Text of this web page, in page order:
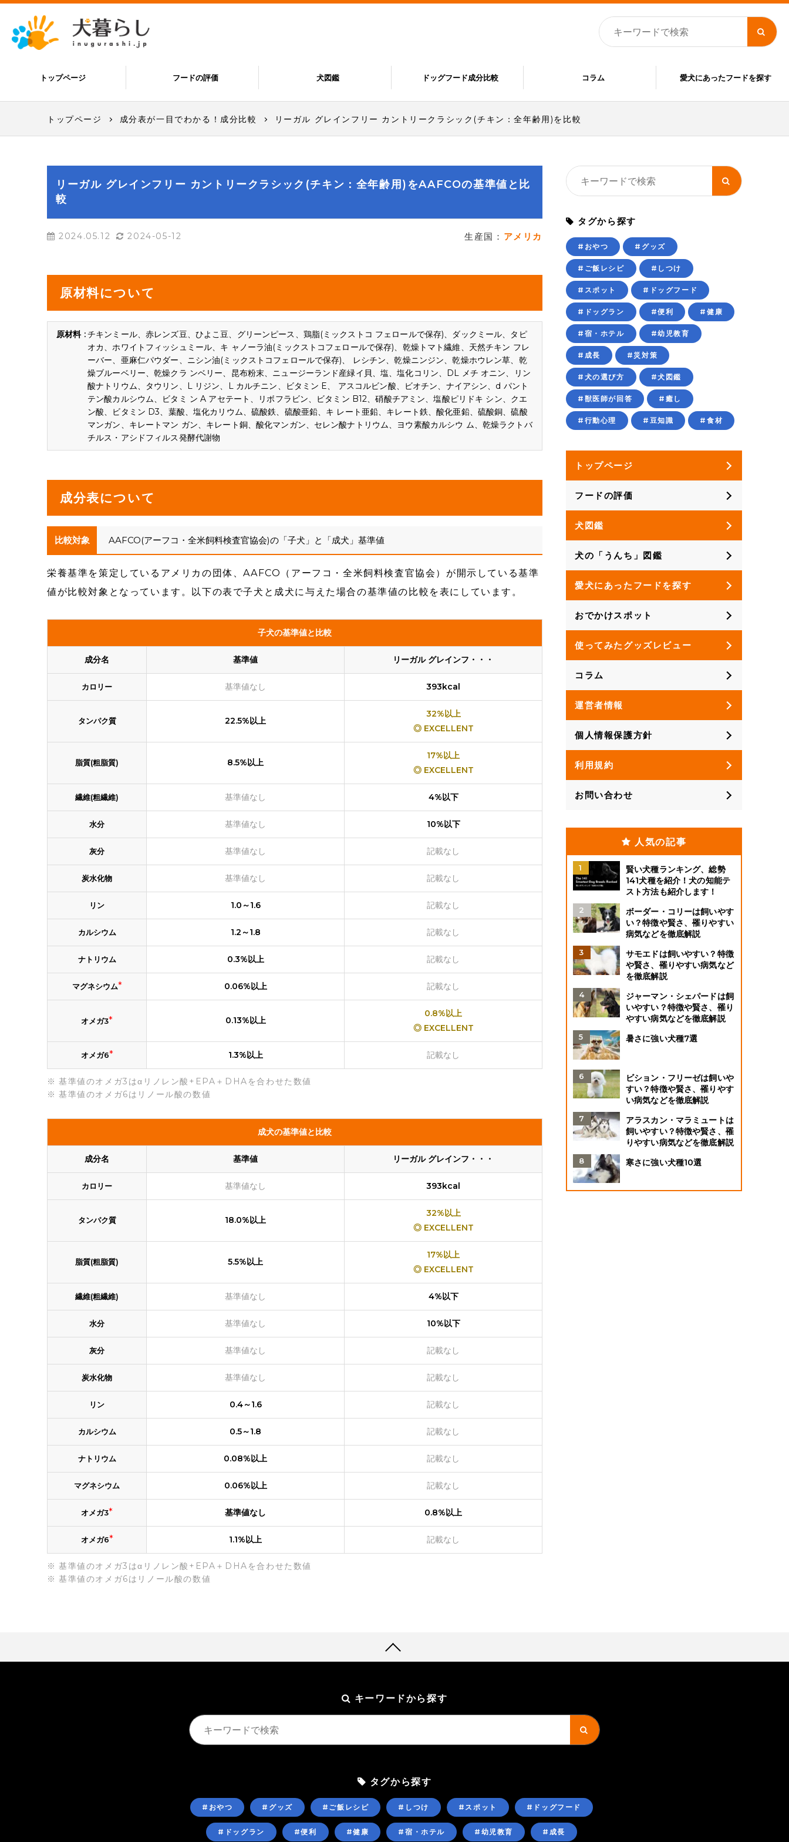
トップページ フードの評価 犬図鑑 ドッグフード成分比較 コラム 愛犬にあったフードを探す
トップページ 成分表が一目でわかる！成分比較 リーガル グレインフリー カントリークラシック(チキン：全年齢用)を比較
リーガル グレインフリー カントリークラシック(チキン：全年齢用)をAAFCOの基準値と比
較
2024.05.12 2024-05-12 生産国： アメリカ
原材料について
チキンミール、赤レンズ豆、ひよこ豆、グリーンピース、鶏脂(ミックストコ フェロールで保存)、ダックミール、タピ
オカ、ホワイトフィッシュミール、キ ャノーラ油(ミックストコフェロールで保存)、乾燥トマト繊維、天然チキン フレ
ーバー、亜麻仁パウダー、ニシン油(ミックストコフェロールで保存)、 レシチン、乾燥ニンジン、乾燥ホウレン草、乾
燥ブルーベリー、乾燥クラ ンベリー、昆布粉末、ニュージーランド産緑イ貝、塩、塩化コリン、DL メチ オニン、リン
酸ナトリウム、タウリン、L リジン、L カルチニン、ビタミン E、 アスコルビン酸、ビオチン、ナイアシン、d パント
テン酸カルシウム、ビタミ ン A アセテート、リボフラビン、ビタミン B12、硝酸チアミン、塩酸ピリドキ シン、クエ
ン酸、ビタミン D3、葉酸、塩化カリウム、硫酸鉄、硫酸亜鉛、キ レート亜鉛、キレート鉄、酸化亜鉛、硫酸銅、硫酸
マンガン、キレートマン ガン、キレート銅、酸化マンガン、セレン酸ナトリウム、ヨウ素酸カルシウ ム、乾燥ラクトバ
チルス・アシドフィルス発酵代謝物
成分表について
比較対象 AAFCO(アーフコ・全米飼料検査官協会)の「子犬」と「成犬」基準値
栄養基準を策定しているアメリカの団体、AAFCO（アーフコ・全米飼料検査官協会）が開示している基準
値が比較対象となっています。以下の表で子犬と成犬に与えた場合の基準値の比較を表にしています。
子犬の基準値と比較
成分名 基準値 リーガル グレインフ・・・
カロリー 基準値なし 393kcal
タンパク質 22.5%以上
32%以上
◎ EXCELLENT
脂質(粗脂質) 8.5%以上
17%以上
◎ EXCELLENT
繊維(粗繊維) 基準値なし 4%以下
水分 基準値なし 10%以下
灰分 基準値なし 記載なし
炭水化物 基準値なし 記載なし
リン 1.0～1.6 記載なし
カルシウム 1.2～1.8 記載なし
ナトリウム 0.3%以上 記載なし
マグネシウム* 0.06%以上 記載なし
オメガ3* 0.13%以上
0.8%以上
◎ EXCELLENT
オメガ6* 1.3%以上 記載なし
基準値のオメガ3はαリノレン酸+EPA＋DHAを合わせた数値
基準値のオメガ6はリノール酸の数値
成犬の基準値と比較
成分名 基準値 リーガル グレインフ・・・
カロリー 基準値なし 393kcal
タンパク質 18.0%以上
32%以上
◎ EXCELLENT
脂質(粗脂質) 5.5%以上
17%以上
◎ EXCELLENT
繊維(粗繊維) 基準値なし 4%以下
水分 基準値なし 10%以下
灰分 基準値なし 記載なし
炭水化物 基準値なし 記載なし
リン 0.4～1.6 記載なし
カルシウム 0.5～1.8 記載なし
ナトリウム 0.08%以上 記載なし
マグネシウム 0.06%以上 記載なし
オメガ3* 基準値なし 0.8%以上
オメガ6* 1.1%以上 記載なし
基準値のオメガ3はαリノレン酸+EPA＋DHAを合わせた数値
基準値のオメガ6はリノール酸の数値
タグから探す
#おやつ #グッズ
#ご飯レシピ #しつけ
#スポット #ドッグフード
#ドッグラン #便利 #健康
#宿・ホテル #幼児教育
#成長 #災対策
#犬の選び方 #犬図鑑
#獣医師が回答 #癒し
#行動心理 #豆知識 #食材
トップページ
フードの評価
犬図鑑
犬の「うんち」図鑑
愛犬にあったフードを探す
おでかけスポット
使ってみたグッズレビュー
コラム
運営者情報
個人情報保護方針
利用規約
お問い合わせ
人気の記事
賢い犬種ランキング、総勢
141犬種を紹介！犬の知能テ
スト方法も紹介します！
ボーダー・コリーは飼いやす
い？特徴や賢さ、罹りやすい
病気などを徹底解説
サモエドは飼いやすい？特徴
や賢さ、罹りやすい病気など
を徹底解説
ジャーマン・シェパードは飼
いやすい？特徴や賢さ、罹り
やすい病気などを徹底解説
暑さに強い犬種7選
ビション・フリーゼは飼いや
すい？特徴や賢さ、罹りやす
い病気などを徹底解説
アラスカン・マラミュートは
飼いやすい？特徴や賢さ、罹
りやすい病気などを徹底解説
寒さに強い犬種10選
キーワードから探す
タグから探す
#おやつ #グッズ #ご飯レシピ #しつけ #スポット #ドッグフード
#ドッグラン #便利 #健康 #宿・ホテル #幼児教育 #成長